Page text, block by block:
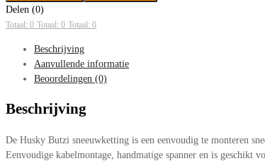
Delen (0)
Totaal: 0 Totaal: 0 Totaal: 0
Beschrijving
Aanvullende informatie
Beoordelingen (0)
Beschrijving
De Husky Butzi sneeuwketting is een eenvoudig te monteren
Eenvoudige kabelmontage, handmatige spanner en is